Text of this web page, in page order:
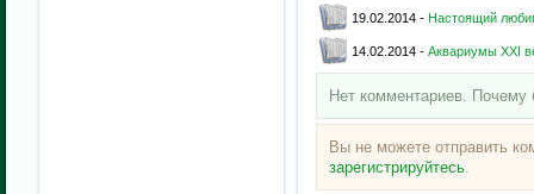
19.02.2014 - Настоящий
14.02.2014 - Аквариумы XXI
Нет комментариев.
Вы не можете отправить
зарегистрируйтесь.